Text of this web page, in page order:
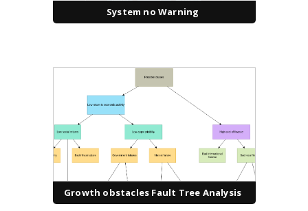
System no Warning
Growth obstacles Fault Tree Analysis